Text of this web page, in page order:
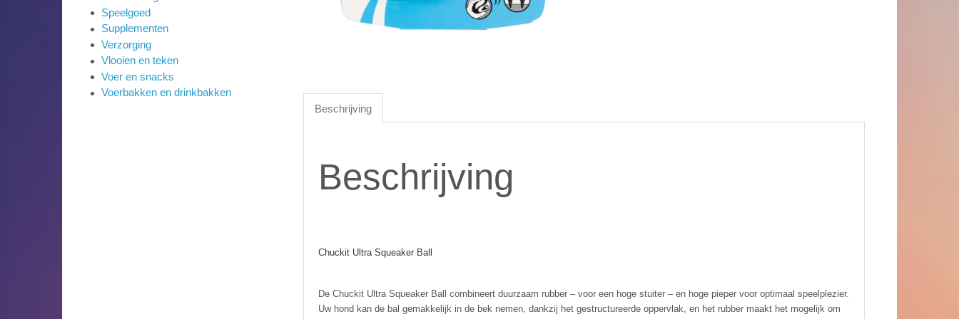
Speelgoed
Supplementen
Verzorging
Vlooien en teken
Voer en snacks
Voerbakken en drinkbakken
Beschrijving
Beschrijving
Chuckit Ultra Squeaker Ball
De Chuckit Ultra Squeaker Ball combineert duurzaam rubber – voor een hoge stuiter – en hoge pieper voor optimaal speelplezier.
Uw hond kan de bal gemakkelijk in de bek nemen, dankzij het gestructureerde oppervlak, en het rubber maakt het mogelijk om